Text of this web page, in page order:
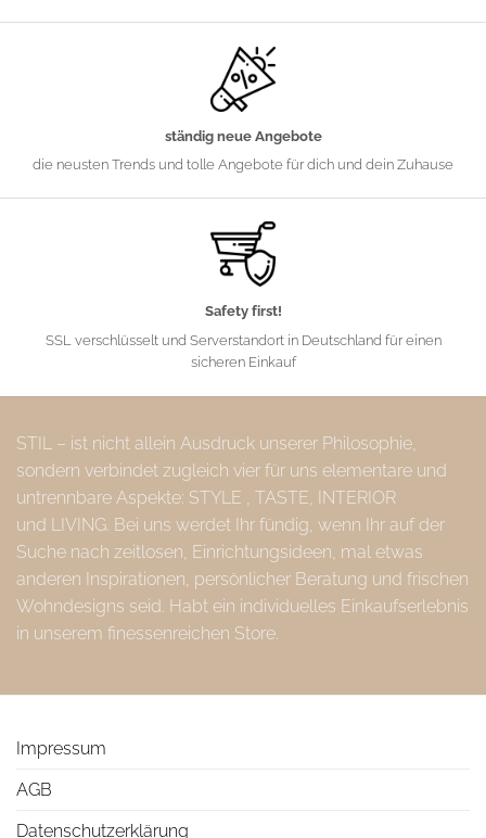
ständig neue Angebote
die neusten Trends und tolle Angebote für dich und dein Zuhause
Safety first!
SSL verschlüsselt und Serverstandort in Deutschland für einen
sicheren Einkauf
STIL – ist nicht allein Ausdruck unserer Philosophie,
sondern verbindet zugleich vier für uns elementare und
untrennbare Aspekte: STYLE , TASTE, INTERIOR
und LIVING. Bei uns werdet Ihr fündig, wenn Ihr auf der
Suche nach zeitlosen, Einrichtungsideen, mal etwas
anderen Inspirationen, persönlicher Beratung und frischen
Wohndesigns seid. Habt ein individuelles Einkaufserlebnis
in unserem finessenreichen Store.
Impressum
AGB
Datenschutzerklärung